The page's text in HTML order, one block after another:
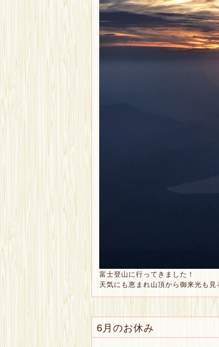
富士登山に行ってきました！
天気にも恵まれ山頂から御来光も
6月のお休み